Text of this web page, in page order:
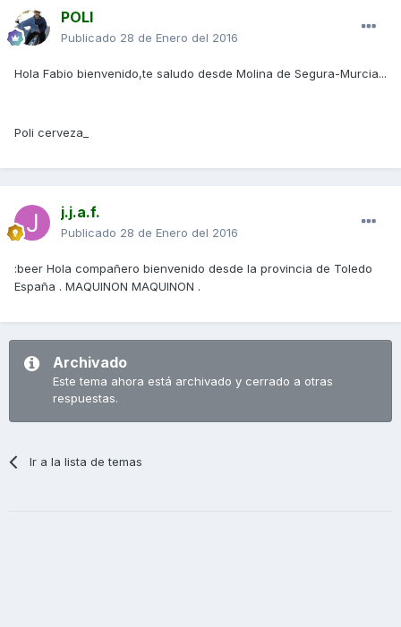
POLI
Publicado 28 de Enero del 2016
Hola Fabio bienvenido,te saludo desde Molina de Segura-Murcia...
Poli cerveza_
j.j.a.f.
Publicado 28 de Enero del 2016
:beer Hola compañero bienvenido desde la provincia de Toledo
España . MAQUINON MAQUINON .
Archivado
Este tema ahora está archivado y cerrado a otras
respuestas.
Ir a la lista de temas